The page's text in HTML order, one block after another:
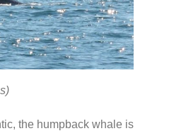
the humpback whale is